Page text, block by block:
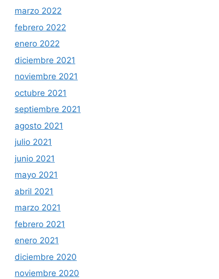
marzo 2022
febrero 2022
enero 2022
diciembre 2021
noviembre 2021
octubre 2021
septiembre 2021
agosto 2021
julio 2021
junio 2021
mayo 2021
abril 2021
marzo 2021
febrero 2021
enero 2021
diciembre 2020
noviembre 2020